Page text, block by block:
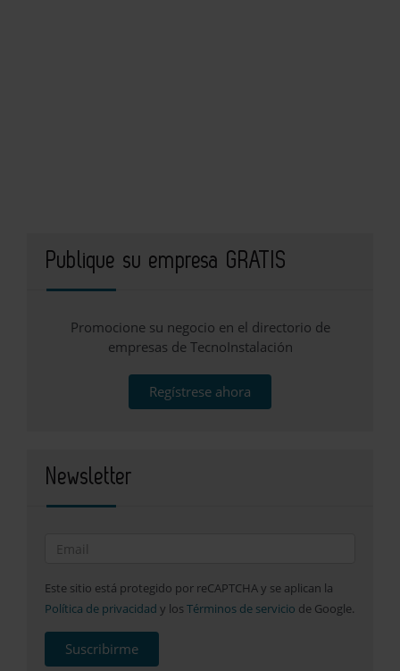
Publique su empresa GRATIS
Promocione su negocio en el directorio de
empresas de TecnoInstalación
Regístrese ahora
Newsletter
Este sitio está protegido por reCAPTCHA y se aplican la
Política de privacidad y los Términos de servicio de Google.
Suscribirme